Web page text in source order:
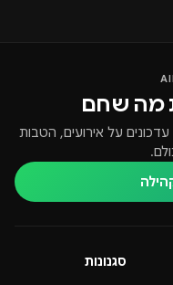
מה שחם
על אירועים, הטבות
סגנונות